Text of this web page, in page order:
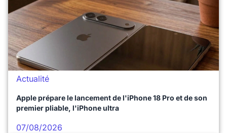
Actualité
Apple prépare le lancement de l'iPhone 18 Pro et de son
premier pliable, l'iPhone ultra
07/08/2026